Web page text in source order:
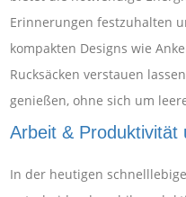
Erinnerungen festzuhalten
kompakten Designs wie
Rucksäcken verstauen
genießen, ohne sich um
Arbeit & Produktivität
In der heutigen